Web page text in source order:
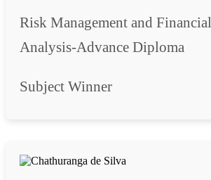
Risk Management and Financial
Analysis-Advance Diploma
Subject Winner